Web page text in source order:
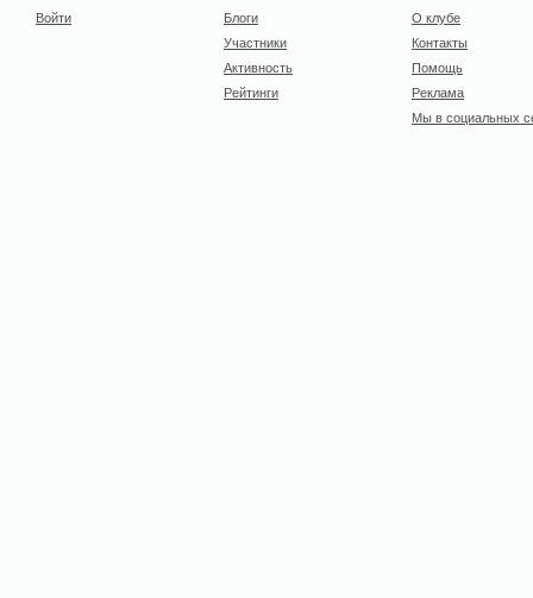
Войти
Блоги
Участники
Активность
Рейтинги
О клубе
Контакты
Помощь
Реклама
Мы в социальных